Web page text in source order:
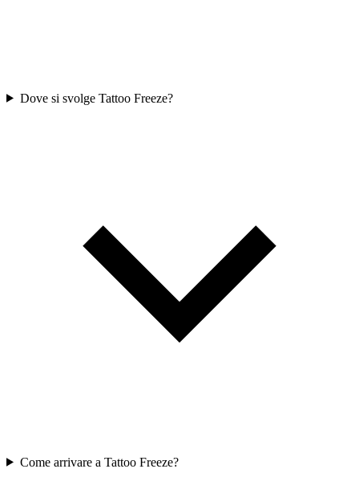
Dove si svolge Tattoo Freeze?
Come arrivare a Tattoo Freeze?